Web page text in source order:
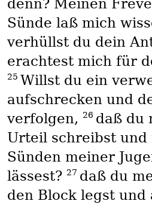
denn? Meinen
Sünde laß mich
verhüllst du dein
erachtest mich für
25 Willst du ein
aufschrecken und
verfolgen,
26 daß du
Urteil schreibst und
Sünden meiner
lässest? 27 daß du
den Block legst und